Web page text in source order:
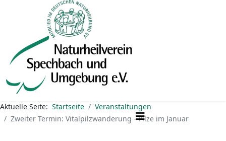
Aktuelle Seite: Startseite
Veranstaltungen
Zweiter Termin: Vitalpilzwanderung - Pilze im Januar